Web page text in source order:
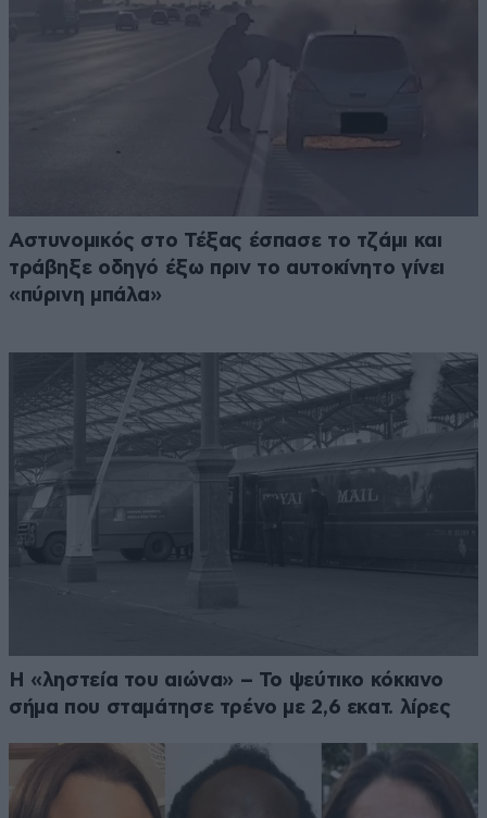
Αστυνομικός στο Τέξας έσπασε το τζάμι και
τράβηξε οδηγό έξω πριν το αυτοκίνητο γίνει
«πύρινη μπάλα»
Η «ληστεία του αιώνα» – Το ψεύτικο κόκκινο
σήμα που σταμάτησε τρένο με 2,6 εκατ. λίρες